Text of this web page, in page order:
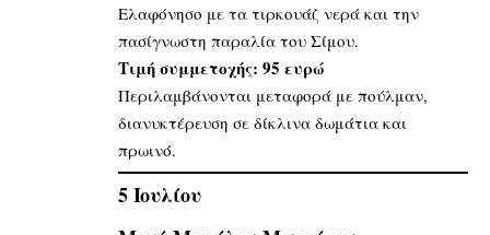
Ελαφόνησο με τα τιρκουάζ νερά και την
πασίγνωστη παραλία του Σίμου.
Τιμή συμμετοχής: 95 ευρώ
Περιλαμβάνονται μεταφορά με πούλμαν,
διανυκτέρευση σε δίκλινα δωμάτια και
πρωινό.
5 Ιουλίου